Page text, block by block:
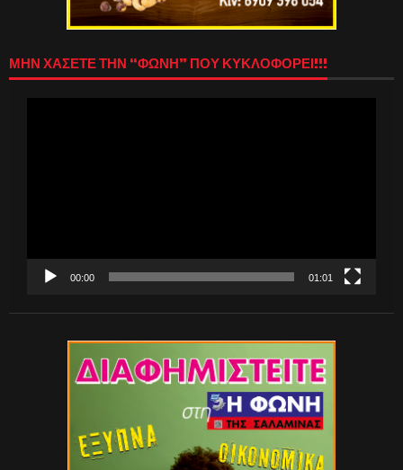
ΜΗΝ ΧΑΣΕΤΕ ΤΗΝ “ΦΩΝΗ” ΠΟΥ ΚΥΚΛΟΦΟΡΕΙ!!!
00:00 01:01